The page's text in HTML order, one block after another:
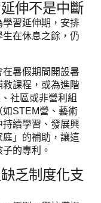
伸不是中斷
學習延伸期，安排
在休息之餘，仍
暑假期間開設暑
課程，或為進階
社區或非營利組
STEM營、藝術
續學習、發展興
」的補助，讓這
的專利。
乏制度化支